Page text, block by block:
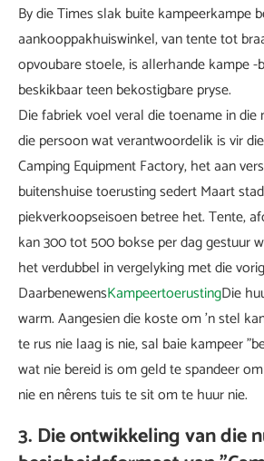
By die Times slak buite kampeerkampe
aankooppakhuiswinkel, van tente tot
opvoubare stoele, is allerhande kampe -
beskikbaar teen bekostigbare pryse.
Die fabriek voel veral die toename in die
die persoon wat verantwoordelik is vir
Camping Equipment Factory, het aan
buitenshuise toerusting sedert Maart
piekverkoopseisoen betree het. Tente,
kan 300 tot 500 bokse per dag gestuur
het verdubbel in vergelyking met die
DaarbenewensKampeertoerustingDie
warm. Aangesien die koste om 'n stel
te rus nie laag is nie, sal baie kampeer
wat nie bereid is om geld te spandeer
nie en nêrens tuis te sit om te huur nie.
3. Die ontwikkeling van die